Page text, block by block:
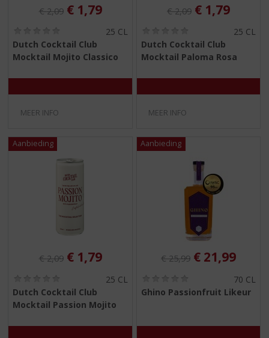
Originele prijs was:
€2,09 , Huidige prijs is:
€ 1,79
0
,
0
5
25 CL
Dutch Cocktail Club
Mocktail Mojito Classico
MEER INFO
Originele prijs was:
€2,09 , Huidige
€ 1,79
0
,
0
5
25 CL
Dutch Cocktail Club
Mocktail Paloma Rosa
MEER INFO
Originele prijs was:
€2,09 , Huidige prijs is:
€ 1,79
,
0
5
25 CL
Dutch Cocktail Club
Mocktail Passion Mojito
Originele prijs was:
€25,99 , Huidige
€ 21,99
,
5
70 CL
Ghino Passionfruit Likeur